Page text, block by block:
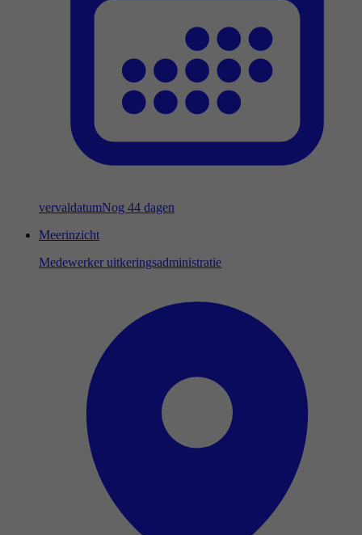
vervaldatumNog 44 dagen
Meerinzicht
Medewerker uitkeringsadministratie